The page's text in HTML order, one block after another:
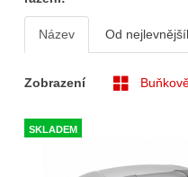
Název Od
Zobrazení
SKLADEM